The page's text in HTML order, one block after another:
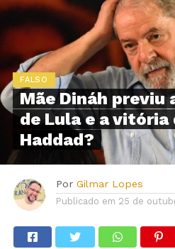
FALSO
Mãe Dináh previu
de Lula e a vitória
Haddad?
Por Gilmar Lopes
Publicado em 25 de